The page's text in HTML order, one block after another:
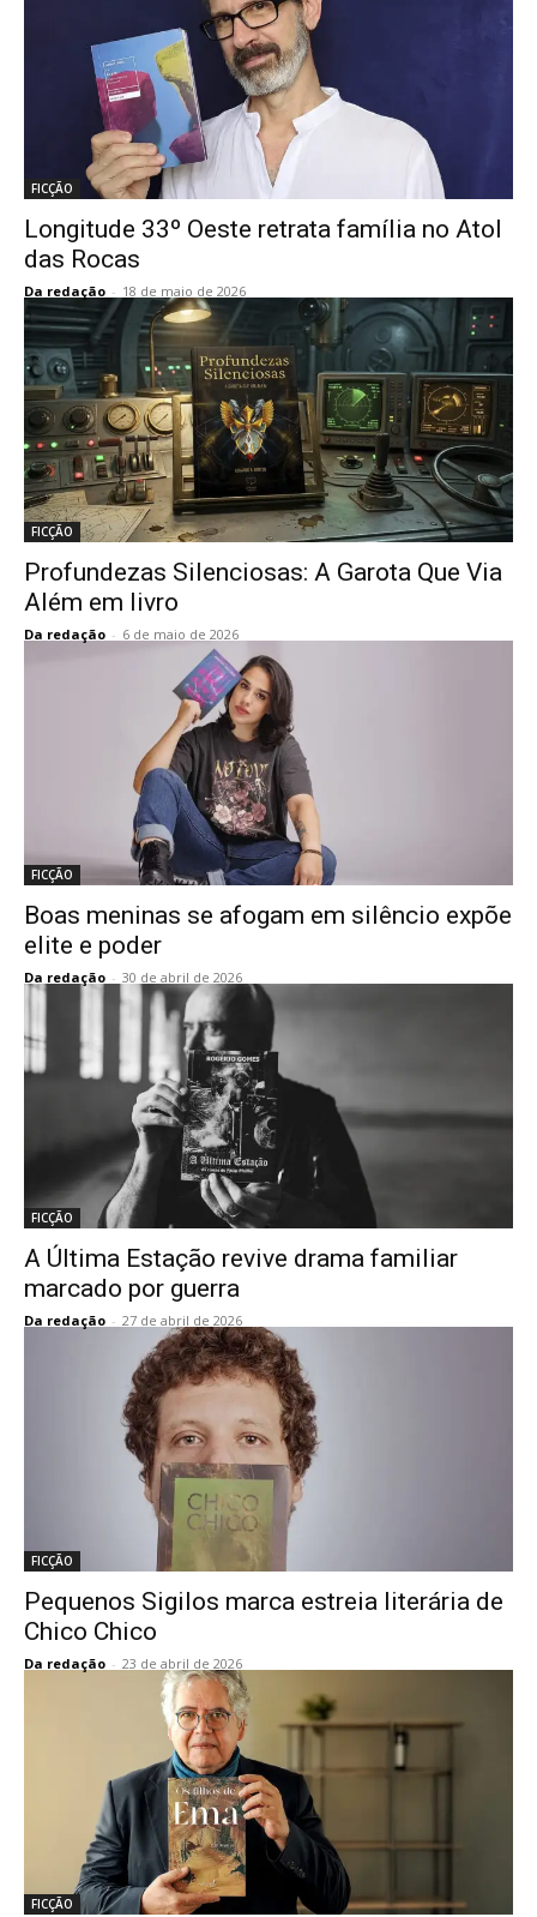
FICÇÃO
Longitude 33º Oeste retrata família no Atol
das Rocas
Da redação - 18 de maio de 2026
FICÇÃO
Profundezas Silenciosas: A Garota Que Via
Além em livro
Da redação - 6 de maio de 2026
FICÇÃO
Boas meninas se afogam em silêncio expõe
elite e poder
Da redação - 30 de abril de 2026
FICÇÃO
A Última Estação revive drama familiar
marcado por guerra
Da redação - 27 de abril de 2026
FICÇÃO
Pequenos Sigilos marca estreia literária de
Chico Chico
Da redação - 23 de abril de 2026
FICÇÃO